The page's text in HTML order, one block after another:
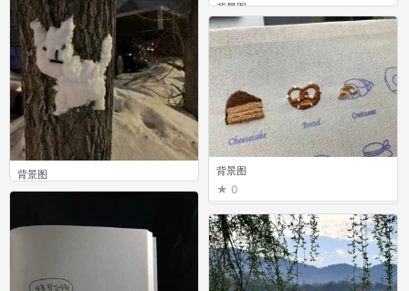
背景图
0
背景图
0
背景图
0